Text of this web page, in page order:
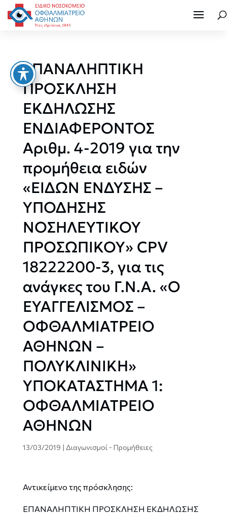
ΕΠΑΝΑΛΗΠΤΙΚΗ
ΠΡΟΣΚΛΗΣΗ
ΕΚΔΗΛΩΣΗΣ
ΕΝΔΙΑΦΕΡΟΝΤΟΣ
Αριθμ. 4-2019 για την
προμήθεια ειδών
«ΕΙΔΩΝ ΕΝΔΥΣΗΣ –
ΥΠΟΔΗΣΗΣ
ΝΟΣΗΛΕΥΤΙΚΟΥ
ΠΡΟΣΩΠΙΚΟΥ» CPV
18222200-3, για τις
ανάγκες του Γ.Ν.Α. «Ο
ΕΥΑΓΓΕΛΙΣΜΟΣ –
ΟΦΘΑΛΜΙΑΤΡΕΙΟ
ΑΘΗΝΩΝ –
ΠΟΛΥΚΛΙΝΙΚΗ»
ΥΠΟΚΑΤΑΣΤΗΜΑ 1:
ΟΦΘΑΛΜΙΑΤΡΕΙΟ
ΑΘΗΝΩΝ
13/03/2019 | Διαγωνισμοί - Προμήθειες
Αντικείμενο της πρόσκλησης:
ΕΠΑΝΑΛΗΠΤΙΚΗ ΠΡΟΣΚΛΗΣΗ ΕΚΔΗΛΩΣΗΣ